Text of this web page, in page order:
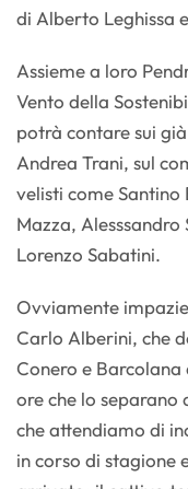
di Alberto Leghissa
Assieme a loro
Vento della
potrà contare sui
Andrea Trani, sul
velisti come
Mazza,
Lorenzo Sabatini.
Ovviamente
Carlo Alberini, che
Conero e
ore che lo separano
che attendiamo di
in corso di stagione